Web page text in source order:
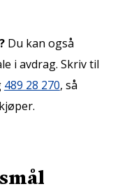
Du kan også
i avdrag. Skriv til
489 28 270, så